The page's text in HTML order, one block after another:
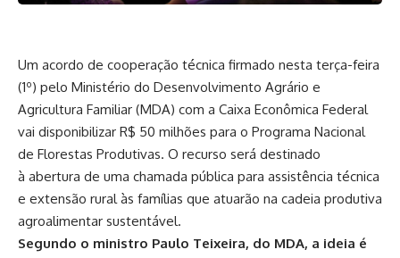
Um acordo de cooperação técnica firmado nesta terça-feira
(1º) pelo Ministério do Desenvolvimento Agrário e
Agricultura Familiar (MDA) com a Caixa Econômica Federal
vai disponibilizar R$ 50 milhões para o Programa Nacional
de Florestas Produtivas. O recurso será destinado
à abertura de uma chamada pública para assistência técnica
e extensão rural às famílias que atuarão na cadeia produtiva
agroalimentar sustentável.
Segundo o ministro Paulo Teixeira, do MDA, a ideia é